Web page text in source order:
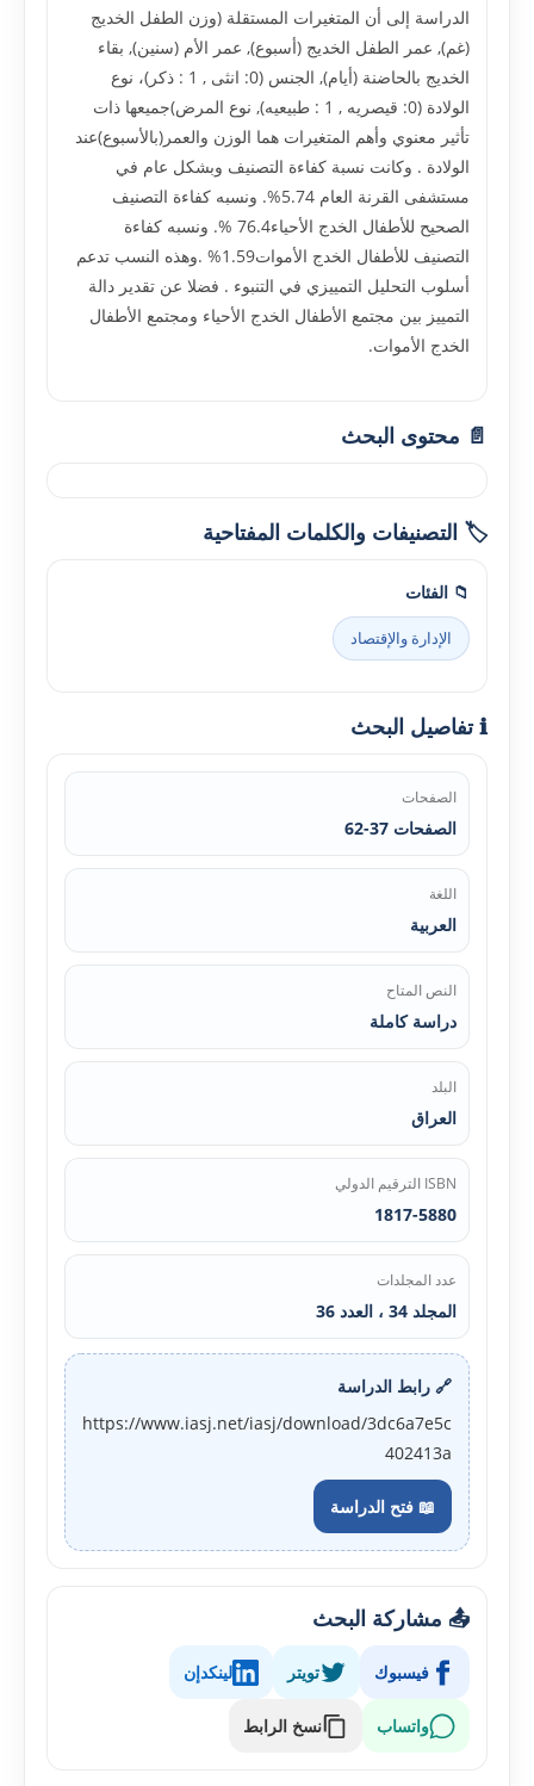
الدراسة إلى أن المتغيرات المستقلة (وزن الطفل الخديج
(غم), عمر الطفل الخديج (أسبوع), عمر الأم (سنين), بقاء
الخديج بالحاضنة (أيام), الجنس (0: انثى , 1 : ذكر)، نوع
الولادة (0: قيصريه , 1 : طبيعيه), نوع المرض)جميعها ذات
تأثير معنوي وأهم المتغيرات هما الوزن والعمر(بالأسبوع)عند
الولادة . وكانت نسبة كفاءة التصنيف وبشكل عام في
مستشفى القرنة العام 5.74%. ونسبه كفاءة التصنيف
الصحيح للأطفال الخدج الأحياء76.4 %. ونسبه كفاءة
التصنيف للأطفال الخدج الأموات1.59% .وهذه النسب تدعم
أسلوب التحليل التمييزي في التنبوء . فضلا عن تقدير دالة
التمييز بين مجتمع الأطفال الخدج الأحياء ومجتمع الأطفال
الخدج الأموات.
📄 محتوى البحث
🏷️ التصنيفات والكلمات المفتاحية
📁 الفئات
الإدارة والإقتصاد
ℹ️ تفاصيل البحث
الصفحات
الصفحات 37-62
اللغة
العربية
النص المتاح
دراسة كاملة
البلد
العراق
ISBN الترقيم الدولي
1817-5880
عدد المجلدات
المجلد 34 ، العدد 36
🔗 رابط الدراسة
https://www.iasj.net/iasj/download/3dc6a7e5c
402413a
📖 فتح الدراسة
📤 مشاركة البحث
فيسبوك تويتر لينكدإن
واتساب نسخ الرابط